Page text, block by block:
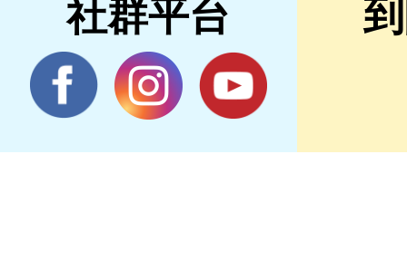
社群平台